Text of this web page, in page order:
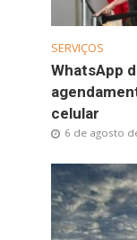
SERVIÇOS
WhatsApp
celular
6 de agosto